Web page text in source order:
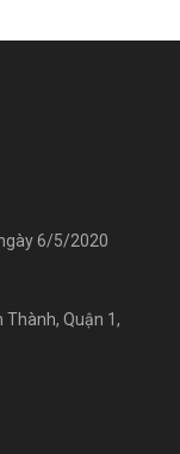
6/5/2020
Thành, Quận 1,